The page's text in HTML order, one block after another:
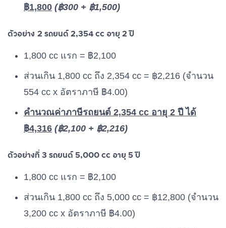
฿1,800 (฿300 + ฿1,500)
ตัวอย่าง 2 รถยนต์ 2,354 cc อายุ 2 ปี
1,800 cc แรก = ฿2,100
ส่วนเกิน 1,800 cc ถึง 2,354 cc = ฿2,216 (จำนวน
554 cc x อัตราภาษี ฿4.00)
คำนวณค่าภาษีรถยนต์ 2,354 cc อายุ 2 ปี ได้
฿4,316 (฿2,100 + ฿2,216)
ตัวอย่างที่ 3 รถยนต์ 5,000 cc อายุ 5 ปี
1,800 cc แรก = ฿2,100
ส่วนเกิน 1,800 cc ถึง 5,000 cc = ฿12,800 (จำนวน
3,200 cc x อัตราภาษี ฿4.00)